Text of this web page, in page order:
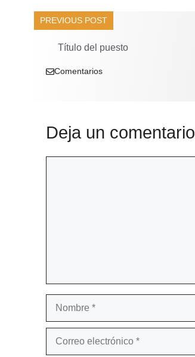
PREVIOUS POST
Título del puesto
Comentarios
Deja un comentario